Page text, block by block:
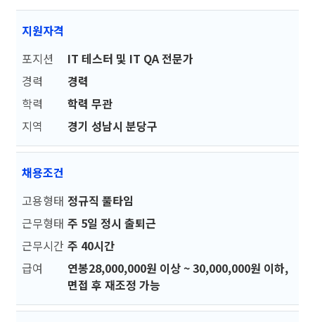
지원자격
포지션
IT 테스터 및 IT QA 전문가
경력
경력
학력
학력 무관
지역
경기 성남시 분당구
채용조건
고용형태 정규직 풀타임
근무형태 주 5일 정시 출퇴근
근무시간 주 40시간
급여
연봉28,000,000원 이상 ~ 30,000,000원 이하,
면접 후 재조정 가능